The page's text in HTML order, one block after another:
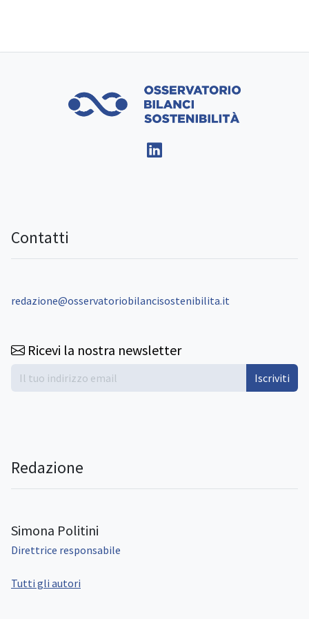
Contatti
redazione@osservatoriobilancisostenibilita.it
Ricevi la nostra newsletter
Iscriviti
Redazione
Simona Politini
Direttrice responsabile
Tutti gli autori